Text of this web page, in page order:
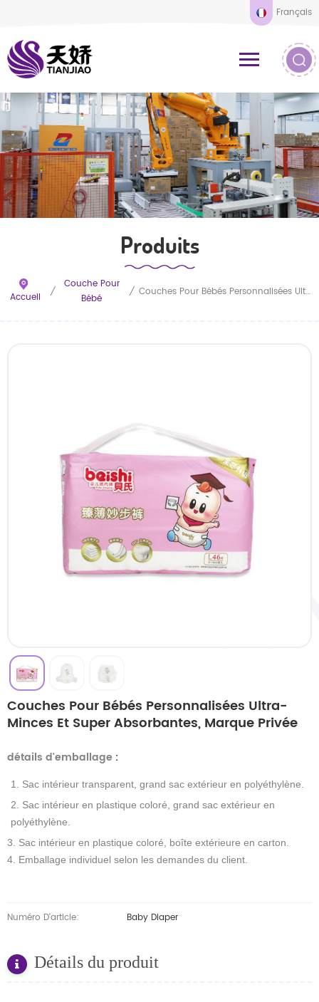
Français
Produits
Accueil /
Couche Pour
Bébé
/ Couches Pour Bébés Personnalisées Ultra-Minces Et Super Absorbantes, Marque Privée
Couches Pour Bébés Personnalisées Ultra-
Minces Et Super Absorbantes, Marque Privée
détails d'emballage :
1. Sac intérieur transparent, grand sac extérieur en polyéthylène.
2. Sac intérieur en plastique coloré, grand sac extérieur en
polyéthylène.
3. Sac intérieur en plastique coloré, boîte extérieure en carton.
4. Emballage individuel selon les demandes du client.
Numéro D'article: Baby Diaper
Détails du produit